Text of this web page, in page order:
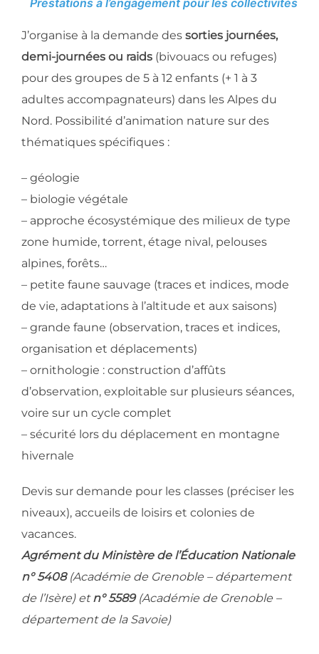
Prestations à l’engagement pour les collectivités
J’organise à la demande des sorties journées,
demi-journées ou raids (bivouacs ou refuges)
pour des groupes de 5 à 12 enfants (+ 1 à 3
adultes accompagnateurs) dans les Alpes du
Nord. Possibilité d’animation nature sur des
thématiques spécifiques :
– géologie
– biologie végétale
– approche écosystémique des milieux de type
zone humide, torrent, étage nival, pelouses
alpines, forêts…
– petite faune sauvage (traces et indices, mode
de vie, adaptations à l’altitude et aux saisons)
– grande faune (observation, traces et indices,
organisation et déplacements)
– ornithologie : construction d’affûts
d’observation, exploitable sur plusieurs séances,
voire sur un cycle complet
– sécurité lors du déplacement en montagne
hivernale
Devis sur demande pour les classes (préciser les
niveaux), accueils de loisirs et colonies de
vacances.
Agrément du Ministère de l’Éducation Nationale
n° 5408(Académie de Grenoble – département
de l’Isère) etn° 5589(Académie de Grenoble –
département de la Savoie)